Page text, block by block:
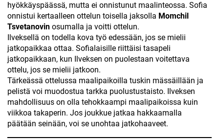
hyökkäyspäässä, mutta ei onnistunut maalinteossa. Sofia
onnistui kertaalleen ottelun toisella jaksolla Momchil
Tsvetanovin osumalla ja voitti ottelun.
Ilveksellä on todella kova työ edessään, jos se mielii
jatkopaikkaa ottaa. Sofialaisille riittäisi tasapeli
jatkopaikkaan, kun Ilveksen on puolestaan voitettava
ottelu, jos se mielii jatkoon.
Tärkeässä ottelussa maalipaikoilla tuskin mässäillään ja
pelistä voi muodostua tarkka puolustustaisto. Ilveksen
mahdollisuus on olla tehokkaampi maalipaikoissa kuin
viikkoa takaperin. Jos joukkue jatkaa hakkaamalla
päätään seinään, voi se unohtaa jatkohaaveet.